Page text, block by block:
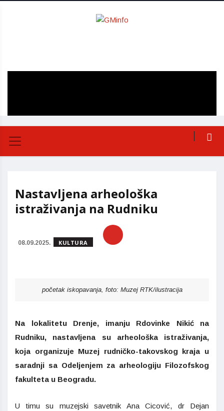
Nastavljena arheološka
istraživanja na Rudniku
08.09.2025. KULTURA
početak iskopavanja, foto: Muzej RTK/ilustracija
Na lokalitetu Drenje, imanju Rdovinke Nikić na
Rudniku, nastavljena su arheološka istraživanja,
koja organizuje Muzej rudničko-takovskog kraja u
saradnji sa Odeljenjem za arheologiju Filozofskog
fakulteta u Beogradu.
U timu su muzejski savetnik Ana Cicović, dr Dejan